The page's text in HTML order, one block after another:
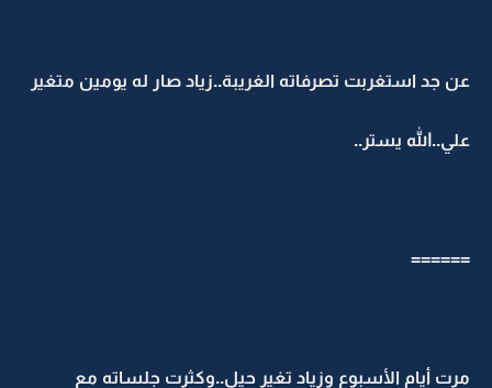
عن جد استغربت تصرفاته الغريبة..زياد صار له يومين متغير
علي..الله يستر..
======
مرت أيام الأسبوع وزياد تغير حيل..وكثرت جلساته مع